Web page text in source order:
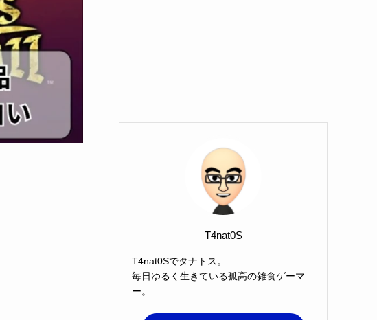
T4nat0S
T4nat0Sでタナトス。
毎日ゆるく生きている孤高の雑食ゲーマ
ー。